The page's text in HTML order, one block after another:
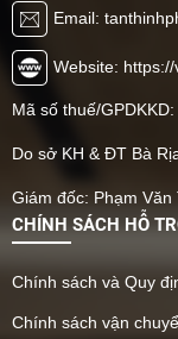
Email:
Website:
Mã số thuế/
Do sở KH & ĐT Bà
Giám đốc: Phạm Văn
CHÍNH SÁCH HỖ
Chính sách và Quy
Chính sách vận